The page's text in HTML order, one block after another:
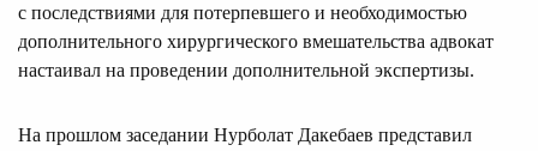
с последствиями для потерпевшего и необходимостью
дополнительного хирургического вмешательства адвокат
настаивал на проведении дополнительной экспертизы.
На прошлом заседании Нурболат Дакебаев представил